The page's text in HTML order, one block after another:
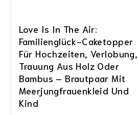
Love Is In The Air:
Familienglück-Caketopper
Für Hochzeiten, Verlobung,
Trauung Aus Holz Oder
Bambus – Brautpaar Mit
Meerjungfrauenkleid Und
Kind